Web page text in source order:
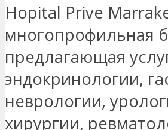
Hopital Prive
многопрофильная
предлагающая
эндокринологии,
неврологии,
хирургии,